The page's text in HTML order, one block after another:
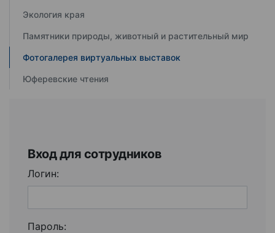
Экология края
Памятники природы, животный и растительный мир
Фотогалерея виртуальных выставок
Юферевские чтения
Вход для сотрудников
Логин:
Пароль: